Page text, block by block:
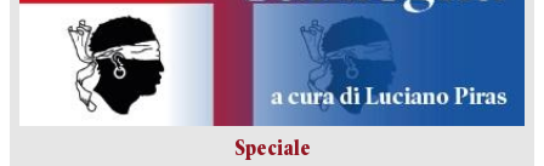
Speciale